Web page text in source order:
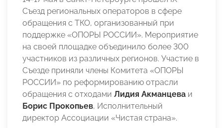
Съезд региональных операторов в сфере
обращения с ТКО, организованный при
поддержке «ОПОРЫ РОССИИ». Мероприятие
на своей площадке объединило более 300
участников из различных регионов. Участие в
Съезде приняли члены Комитета «ОПОРЫ
РОССИИ» по реформированию отрасли
обращения с отходами Лидия Акманцева и
Борис Прокопьев, Исполнительный
директор Ассоциации «Чистая страна».